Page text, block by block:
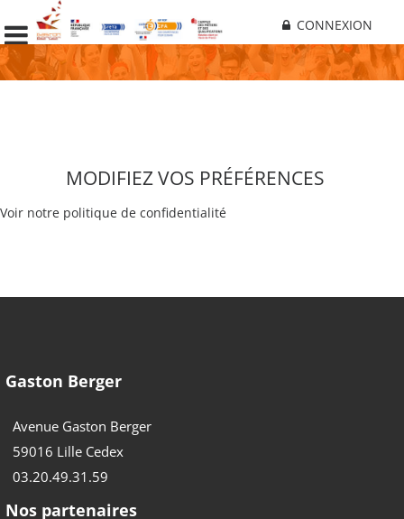
CONNEXION
MODIFIEZ VOS PRÉFÉRENCES
Voir notre politique de confidentialité
Gaston Berger
Avenue Gaston Berger
59016 Lille Cedex
03.20.49.31.59
Nos partenaires